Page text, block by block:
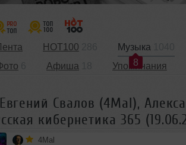
HOT100
Музыка
8
Афиша Упоминания
Свалов (4Mal),
кибернетика 365
4Mal